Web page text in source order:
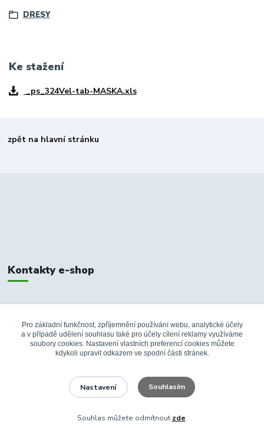
DRESY
Ke stažení
_ps_324Vel-tab-MASKA.xls
zpět na hlavní stránku
Kontakty e-shop
+420 326 748 155
info@fanshopbkboleslav.cz
Pro základní funkčnost, zpříjemnění používání webu, analytické účely
a v případě udělení souhlasu také pro účely cílení reklamy využíváme
soubory cookies. Nastavení vlastních preferencí cookies můžete
kdykoli upravit odkazem ve spodní části stránek.
Nastavení Souhlasím
Souhlas můžete odmítnout zde.